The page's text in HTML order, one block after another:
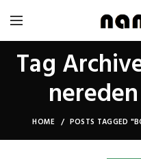
Tag
nereden
HOME POSTS TAGGED